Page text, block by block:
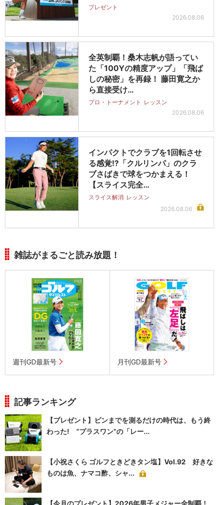
プレゼント
2026.08.06
全英制覇！桑木志帆が語ってい
た「100Yの精度アップ」「飛ば
しの秘密」を再録！ 藤田寛之か
ら直接受け…
プロ・トーナメント レッスン
2026.08.06
インパクトでクラブを1回転させ
る感覚!?「クルリンパ」のクラ
ブさばきで球をつかまえる！
【スライス完全…
スライス解消 レッスン
2026.08.06
雑誌がまるごと読み放題！
週刊GD最新号 月刊GD最新号
記事ランキング
【プレゼント】ピンまでを測るだけの時代は、もう終
わった! “プラスワン”の「レー...
【小祝さくら ゴルフときどきタン塩】Vol.92 好きな
ものは魚、ナマコ酢、シャ...
【今月のプレゼント】2026年男子メジャー全制覇！